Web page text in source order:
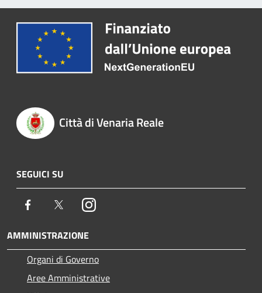
Città di Venaria Reale
SEGUICI SU
Facebook TwitterInstagram
AMMINISTRAZIONE
Organi di Governo
Aree Amministrative